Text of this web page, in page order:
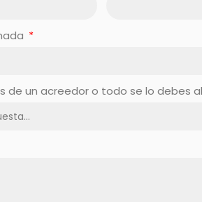
de un acreedor o todo se lo debes